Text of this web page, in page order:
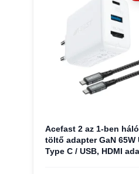
Acefast 2 az 1-ben
töltő adapter GaN 65W
Type C / USB, HDMI